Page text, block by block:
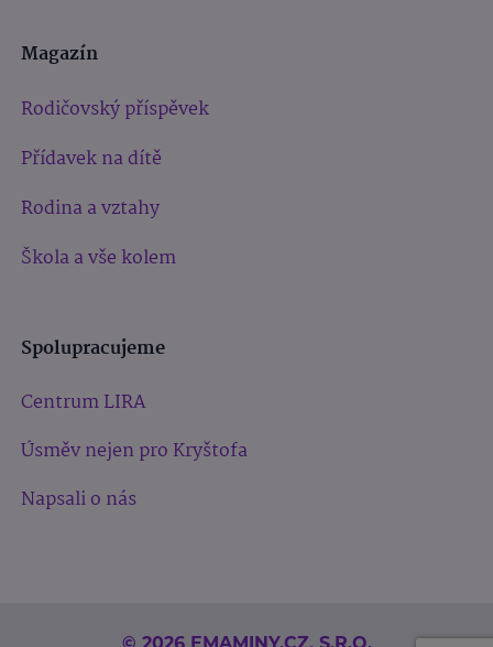
Magazín
Rodičovský příspěvek
Přídavek na dítě
Rodina a vztahy
Škola a vše kolem
Spolupracujeme
Centrum LIRA
Úsměv nejen pro Kryštofa
Napsali o nás